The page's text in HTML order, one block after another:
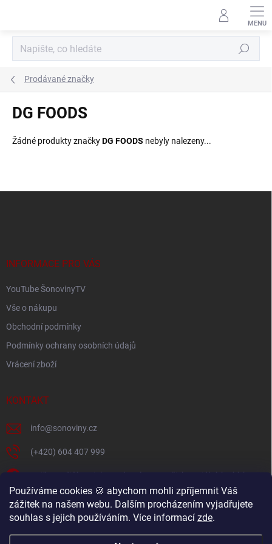
Používáme cookies 🍪 abychom mohli zpříjemnit Váš
zážitek na našem webu. Dalším procházením vyjadřujete
souhlas s jejich používáním. Více informací zde.
Hledat
Prodávané značky
DG FOODS
Žádné produkty značkyDG FOODS nebyly nalezeny...
INFORMACE PRO VÁS
YouTube ŠonovinyTV
Vše o nákupu
Obchodní podmínky
Podmínky ochrany osobních údajů
Vrácení zboží
KONTAKT
info@sonoviny.cz
(+420) 604 407 999
Nejčerstvější novinky se dozvíte na našich sociálních sítích
sonoviny.cz
Videorecepty - Vaše oblíbené recepty v pohodlí domova